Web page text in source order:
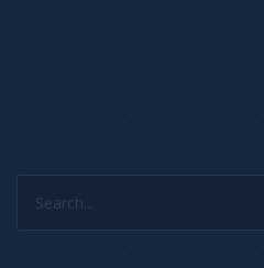
Search...